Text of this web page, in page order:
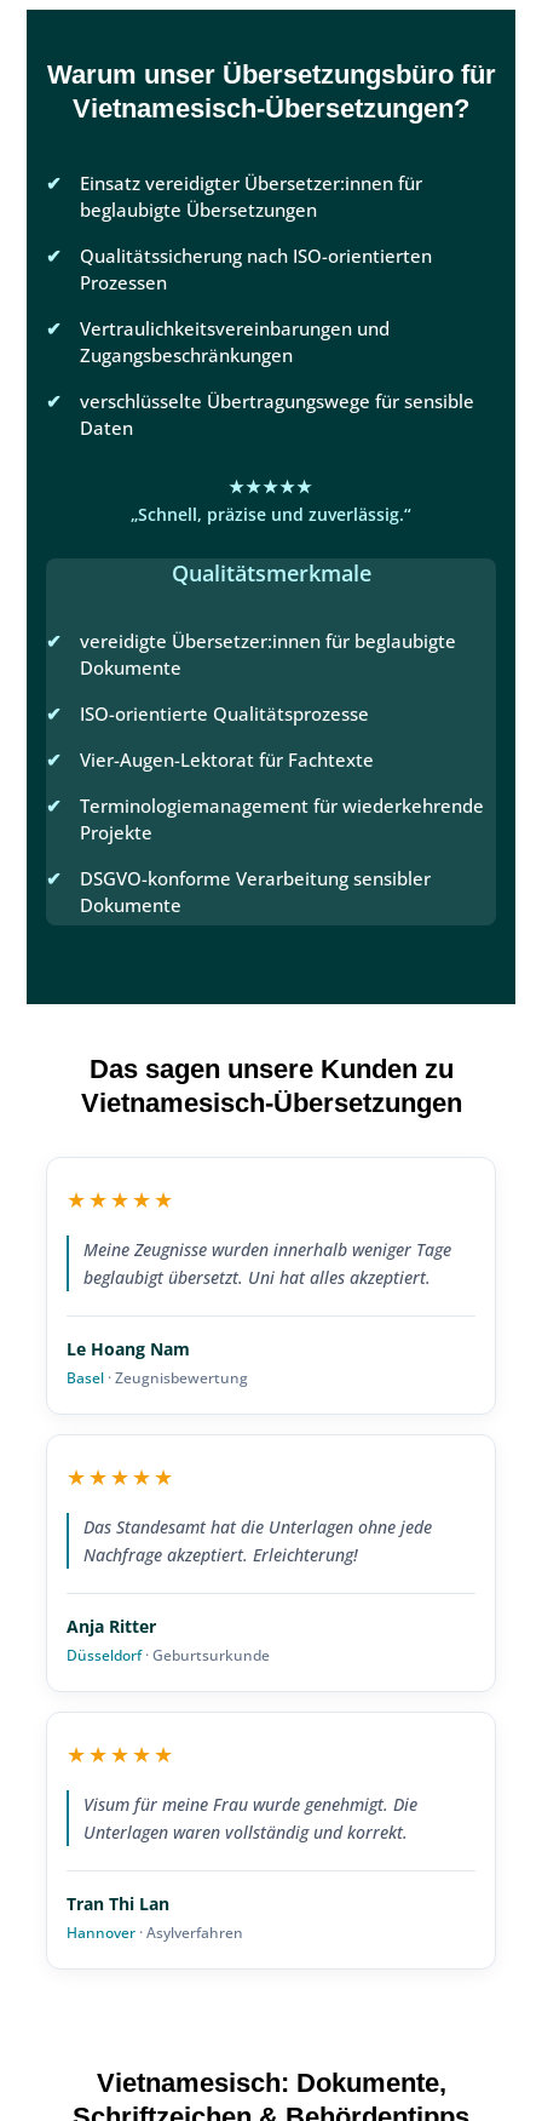
Warum unser Übersetzungsbüro für
Vietnamesisch-Übersetzungen?
Einsatz vereidigter Übersetzer:innen für
beglaubigte Übersetzungen
Qualitätssicherung nach ISO-orientierten
Prozessen
Vertraulichkeitsvereinbarungen und
Zugangsbeschränkungen
verschlüsselte Übertragungswege für sensible
Daten
★★★★★
„Schnell, präzise und zuverlässig.“
Qualitätsmerkmale
vereidigte Übersetzer:innen für beglaubigte
Dokumente
ISO-orientierte Qualitätsprozesse
Vier-Augen-Lektorat für Fachtexte
Terminologiemanagement für wiederkehrende
Projekte
DSGVO-konforme Verarbeitung sensibler
Dokumente
Das sagen unsere Kunden zu
Vietnamesisch-Übersetzungen
★★★★★
Meine Zeugnisse wurden innerhalb weniger Tage
beglaubigt übersetzt. Uni hat alles akzeptiert.
Le Hoang Nam
Basel · Zeugnisbewertung
★★★★★
Das Standesamt hat die Unterlagen ohne jede
Nachfrage akzeptiert. Erleichterung!
Anja Ritter
Düsseldorf· Geburtsurkunde
★★★★★
Visum für meine Frau wurde genehmigt. Die
Unterlagen waren vollständig und korrekt.
Tran Thi Lan
Hannover · Asylverfahren
Vietnamesisch: Dokumente,